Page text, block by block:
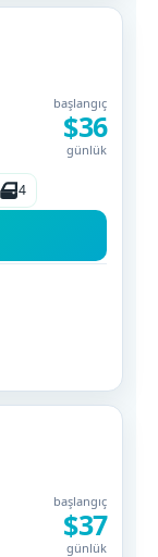
başlangıç
$36
günlük
4
başlangıç
$37
günlük